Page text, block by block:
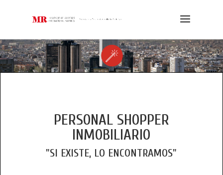
PERSONAL SHOPPER
INMOBILIARIO
"SI EXISTE, LO ENCONTRAMOS"